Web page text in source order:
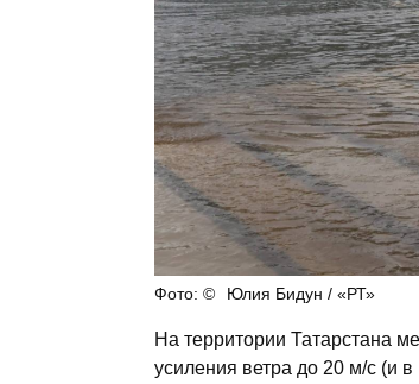
Юлия Бидун / «РТ»
На территории Татарстана
усиления ветра до 20 м/с (и